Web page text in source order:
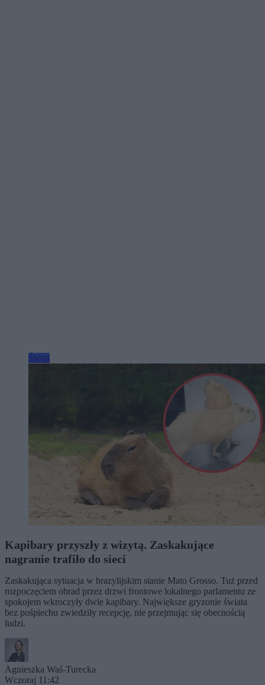
Kapibary przyszły z wizytą. Zaskakujące
nagranie trafiło do sieci
Zaskakująca sytuacja w brazylijskim stanie Mato Grosso. Tuż przed
rozpoczęciem obrad przez drzwi frontowe lokalnego parlamentu ze
spokojem wkroczyły dwie kapibary. Największe gryzonie świata
bez pośpiechu zwiedziły recepcję, nie przejmując się obecnością
ludzi.
Agnieszka Waś-Turecka
Wczoraj 11:42